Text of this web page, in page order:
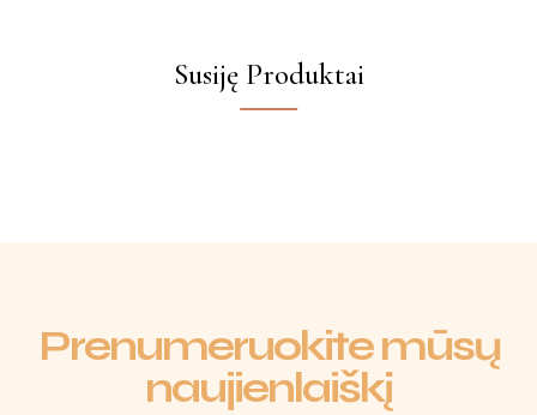
Susiję Produktai
Prenumeruokite mūsų
naujienlaiškį